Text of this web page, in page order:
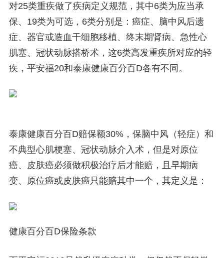
对25类重疾做了疾病定义规范，其中6类为应当承
保、19类为可选，6类分别是：癌症、脑中风后遗
症、器官或造血干细胞移植、终末期肾病、急性心
肌塞、冠状动脉搭桥术，这6类高发重疾所对应的轻
疾，平安福20和泰康健康百分百D各有不同。
泰康健康百分百D赔保额30%，保脑中风（轻症）和
不典型心肌梗塞、冠状动脉介入术，但是对原位
癌、皮肤癌必须做积极治疗后才能赔，且早期病
变、原位癌或皮肤癌只能赔其中一个，其定义是：
健康百分百D保险条款